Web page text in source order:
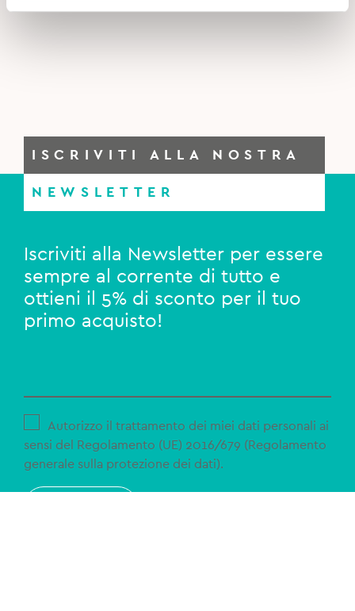
ISCRIVITI ALLA NOSTRA
NEWSLETTER
Iscriviti alla Newsletter per essere
sempre al corrente di tutto e
ottieni il 5% di sconto per il tuo
primo acquisto!
Autorizzo il trattamento dei miei dati personali ai
sensi del Regolamento (UE) 2016/679 (Regolamento
generale sulla protezione dei dati).